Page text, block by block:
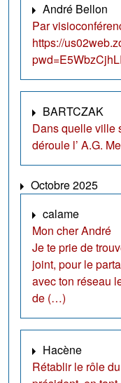
André Bellon
Par
https://
BARTCZAK
Dans quelle ville
déroule l’ A.G.
Octobre 2025
calame
Mon cher André
Je te prie de
joint, pour le
avec ton réseau
de (…)
Hacène
Rétablir le rôle du